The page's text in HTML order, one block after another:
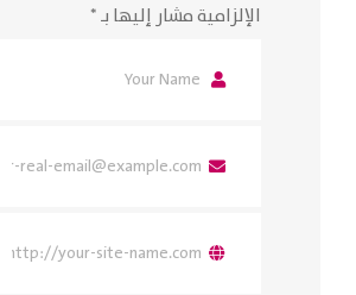
الإلزامية مشار إليها بـ*